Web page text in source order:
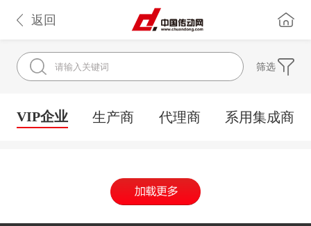
返回
筛选
VIP企业 生产商 代理商 系用集成商